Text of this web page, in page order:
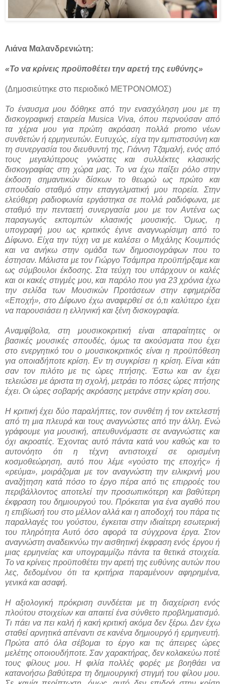
Λιάνα Μαλανδρενιώτη:
«Το να κρίνεις προϋποθέτει την αρετή της ευθύνης»
(Δημοσιεύτηκε στο περιοδικό ΜΕΤΡΟΝΟΜΟΣ)
Το έναυσμα μου δόθηκε από την ενασχόληση μου με τη
δισκογραφική εταιρεία Musica Viva, όπου περνούσαν από
τα χέρια μου για πρώτη ακρόαση πολλά promo νέων
συνθετών ή ερμηνευτών. Ευτυχώς, είχα την εμπιστοσύνη και
τη συνεργασία του διευθυντή της, Γιάννη Τζαμαλή, ενός από
τους μεγαλύτερους γνώστες και συλλέκτες κλασικής
δισκογραφίας στη χώρα μας. Το να έχω παίξει ρόλο στην
έκδοση σημαντικών δίσκων το θεωρώ ως πρώτο και
σπουδαίο σταθμό στην επαγγελματική μου πορεία. Στην
ελεύθερη ραδιοφωνία εργάστηκα σε πολλά ραδιόφωνα, με
σταθμό την πενταετή συνεργασία μου με τον Αντένα ως
παραγωγός εκπομπών κλασικής μουσικής. Όμως, η
υπογραφή μου ως κριτικός έγινε αναγνωρίσιμη από το
Δίφωνο. Είχα την τύχη να με καλέσει ο Μιχάλης Κουμπιός
και να ανήκω στην ομάδα των δημοσιογράφων που το
έστησαν. Μάλιστα με τον Γιώργο Τσάμπρα προϋπήρξαμε και
ως σύμβουλοι έκδοσης. Στα τεύχη του υπάρχουν οι καλές
και οι κακές στιγμές μου, και παρόλο που για 23 χρόνια έχω
την σελίδα των Μουσικών Προτάσεων στην εφημερίδα
«Εποχή», στο Δίφωνο έχω αναφερθεί σε ό,τι καλύτερο έχει
να παρουσιάσει η ελληνική και ξένη δισκογραφία.
Αναμφίβολα, στη μουσικοκριτική είναι απαραίτητες οι
βασικές μουσικές σπουδές, όμως τα ακούσματα που έχει
στο ενεργητικό του ο μουσικοκριτικός είναι η προϋπόθεση
για οποιαδήποτε κρίση. Εν τη συγκρίσει η κρίση. Είναι κάτι
σαν τον πιλότο με τις ώρες πτήσης. Έστω και αν έχει
τελειώσει με άριστα τη σχολή, μετράει το πόσες ώρες πτήσης
έχει. Οι ώρες σοβαρής ακρόασης μετράνε στην κρίση σου.
Η κριτική έχει δύο παραλήπτες, τον συνθέτη ή τον εκτελεστή
από τη μια πλευρά και τους αναγνώστες από την άλλη. Ενώ
γράφουμε για μουσική, απευθυνόμαστε σε αναγνώστες και
όχι ακροατές. Έχοντας αυτό πάντα κατά νου καθώς και το
αυτονόητο ότι η τέχνη αντιστοιχεί σε ορισμένη
κοσμοθεώρηση, αυτό που λέμε «γούστο της εποχής» ή
«ρεύμα», μοιράζομαι με τον αναγνώστη την ειλικρινή μου
αναζήτηση κατά πόσο το έργο πέρα από τις επιρροές του
περιβάλλοντος αποτελεί την προσωπικότερη και βαθύτερη
έκφραση του δημιουργού του. Πρόκειται για ένα αγαθό που
η επιβίωσή του στο μέλλον αλλά και η αποδοχή του πάρα τις
παραλλαγές του γούστου, έγκειται στην ιδιαίτερη εσωτερική
του πληρότητα Αυτό όσο αφορά τα σύγχρονα έργα. Στον
αναγνώστη αναδεικνύω την αισθητική έκφραση ενός έργου ή
μιας ερμηνείας και υπογραμμίζω πάντα τα θετικά στοιχεία.
Το να κρίνεις προϋποθέτει την αρετή της ευθύνης αυτών που
λες, δεδομένου ότι τα κριτήρια παραμένουν αφηρημένα,
γενικά και ασαφή.
Η αξιολογική πρόκριση συνδέεται με τη διαχείριση ενός
πλούτου στοιχείων και απαιτεί ένα σύνθετο προβληματισμό.
Τι πάει να πει καλή ή κακή κριτική ακόμα δεν ξέρω. Δεν έχω
σταθεί αρνητικά απέναντι σε κανένα δημιουργό ή ερμηνευτή.
Πρώτα από όλα σέβομαι το έργο και τις άπειρες ώρες
μελέτης οποιουδήποτε. Σαν χαρακτήρας, δεν κολακεύω ποτέ
τους φίλους μου. Η φιλία πολλές φορές με βοηθάει να
κατανοήσω βαθύτερα τη δημιουργική στιγμή του φίλου μου.